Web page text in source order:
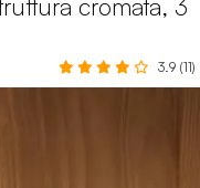
3.9 (11)